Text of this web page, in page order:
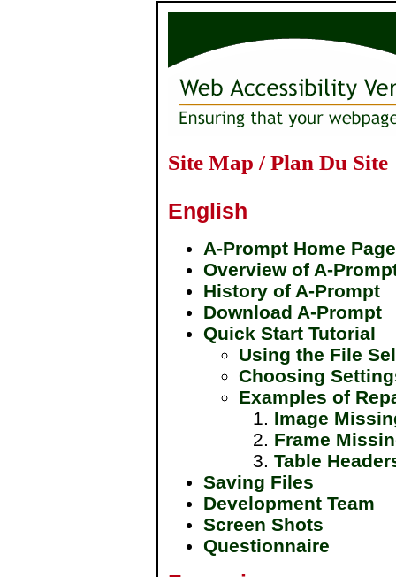
Site Map / Plan Du Site
English
A-Prompt Home Page
Overview of A-
History of A-Prompt
Download A-Prompt
Quick Start Tutorial
Using the File
Choosing
Examples of
Image
Frame
Table
Saving Files
Development Team
Screen Shots
Questionnaire